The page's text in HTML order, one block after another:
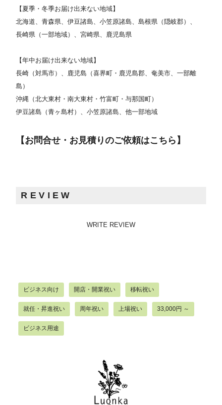
【夏季・冬季お届け出来ない地域】
北海道、青森県、伊豆諸島、小笠原諸島、島根県（隠岐郡）、
長崎県（一部地域）、宮崎県、鹿児島県
【年中お届け出来ない地域】
長崎（対馬市）、鹿児島（喜界町・鹿児島郡、奄美市、一部離
島）
沖縄（北大東村・南大東村・竹富町・与那国町）
伊豆諸島（青ヶ島村）、小笠原諸島、他一部地域
【お問合せ・お見積りのご依頼はこちら】
REVIEW
WRITE REVIEW
ビジネス向け 開店・開業祝い 移転祝い
就任・昇進祝い 周年祝い 上場祝い 33,000円 ～
ビジネス用途